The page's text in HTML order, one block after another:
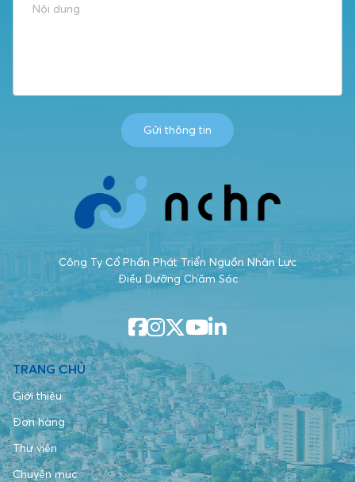
Gửi thông tin
Công Ty Cổ Phần Phát Triển Nguồn Nhân Lực
Điều Dưỡng Chăm Sóc
TRANG CHỦ
Giới thiệu
Đơn hàng
Thư viện
Chuyên mục